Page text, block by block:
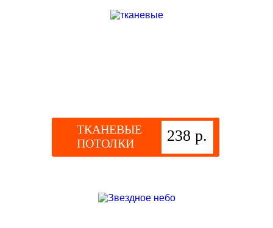
ТКАНЕВЫЕ
ПОТОЛКИ
238 р.